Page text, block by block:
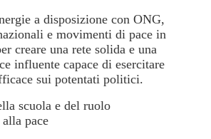
a disposizione con ONG,
e movimenti di pace in
creare una rete solida e una
influente capace di esercitare
sui potentati politici.
scuola e del ruolo
pace